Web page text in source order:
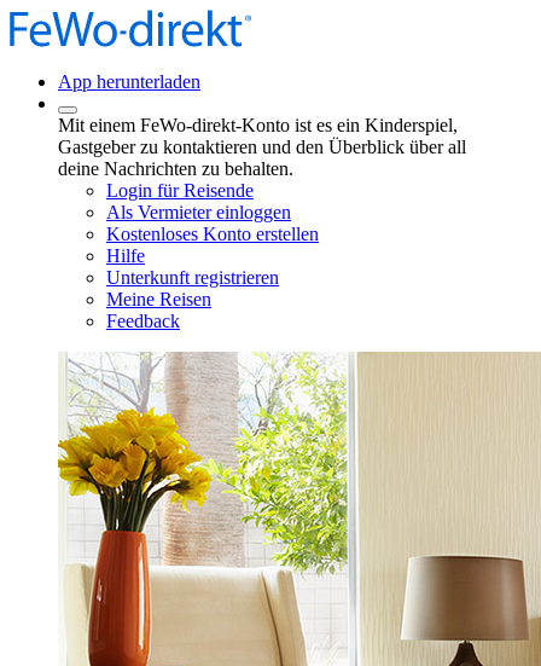
App herunterladen
Mit einem FeWo-direkt-Konto ist es ein Kinderspiel,
Gastgeber zu kontaktieren und den Überblick über all
deine Nachrichten zu behalten.
Login für Reisende
Als Vermieter einloggen
Kostenloses Konto erstellen
Hilfe
Unterkunft registrieren
Meine Reisen
Feedback